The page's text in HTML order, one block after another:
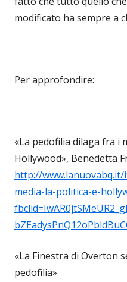
modificato ha sempre a
Per approfondire:
«La pedofilia dilaga fra i
Hollywood», Benedetta
http://
media-la-politica-e-
«La Finestra di Overton
pedofilia»